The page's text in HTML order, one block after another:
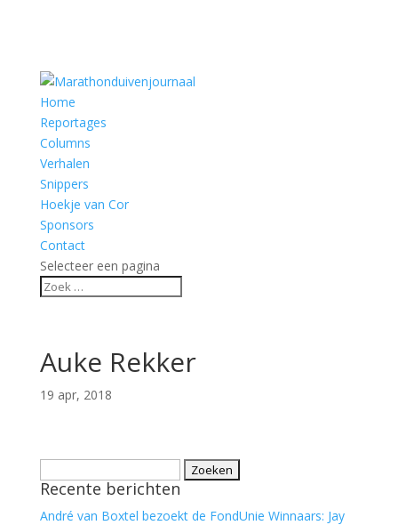
Home
Reportages
Columns
Verhalen
Snippers
Hoekje van Cor
Sponsors
Contact
Selecteer een pagina
Auke Rekker
19 apr, 2018
naar:
Recente berichten
André van Boxtel bezoekt de FondUnie Winnaars: Jay